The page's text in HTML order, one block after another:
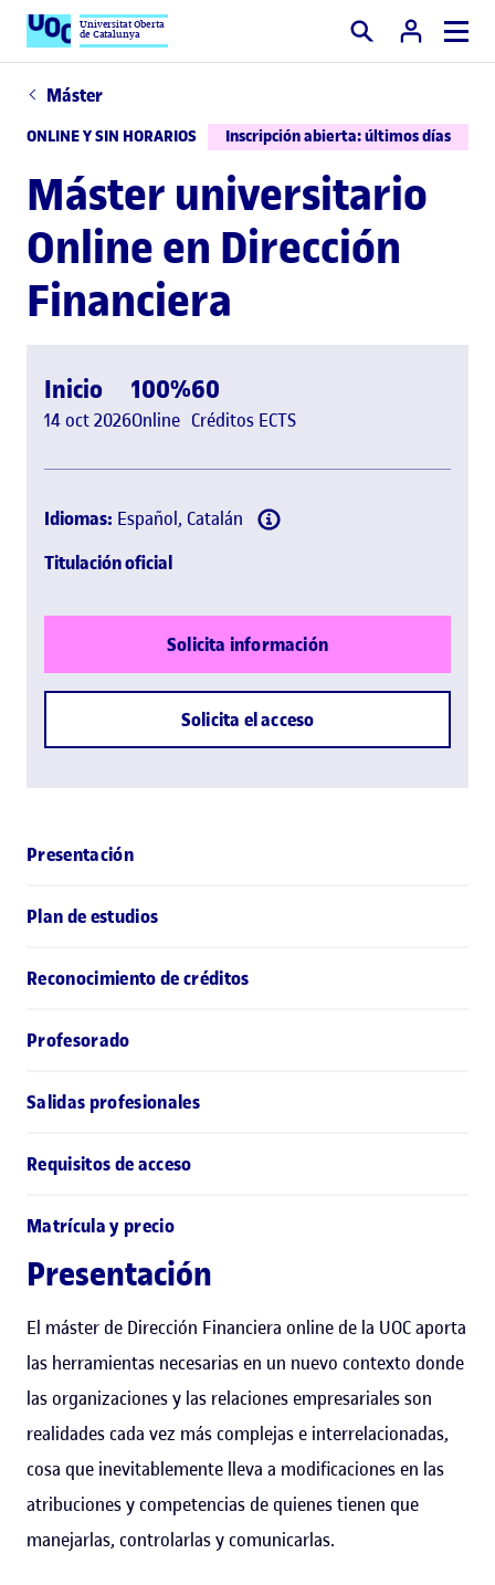
Universitat Oberta
de Catalunya Buscar
Máster
ONLINE Y SIN HORARIOS Inscripción abierta: últimos días
Máster universitario
Online en Dirección
Financiera
Inicio
14 oct 2026
100%
Online
60
Créditos ECTS
Idiomas: Español, Catalán
Titulación oficial
Solicita información
Solicita el acceso
Presentación
Plan de estudios
Reconocimiento de créditos
Profesorado
Salidas profesionales
Requisitos de acceso
Matrícula y precio
Presentación
El máster de Dirección Financiera online de la UOC aporta
las herramientas necesarias en un nuevo contexto donde
las organizaciones y las relaciones empresariales son
realidades cada vez más complejas e interrelacionadas,
cosa que inevitablemente lleva a modificaciones en las
atribuciones y competencias de quienes tienen que
manejarlas, controlarlas y comunicarlas.